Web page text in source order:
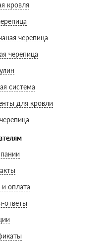
кровля
черепица
черепица
система
для кровли
оплата
ответы